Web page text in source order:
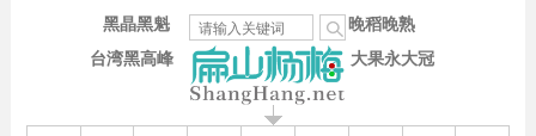
台湾黑高峰
晚稻晚熟
大果永大冠
黑晶黑魁